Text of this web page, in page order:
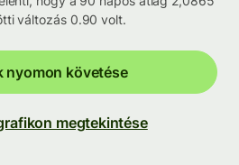
változás 0.90 volt.
nyomon követése
megtekintése